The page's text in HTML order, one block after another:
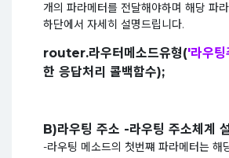
개의 파라메터를 전달해야하며 해당 파
하단에서 자세히 설명드립니다.
router.라우터메소드유형('라우팅
한 응답처리 콜백함수);
B)라우팅 주소 -라우팅 주소체계
-라우팅 메소드의 첫번쨰 파라메터는 해